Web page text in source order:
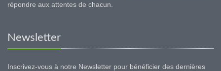
répondre aux attentes de chacun.
Newsletter
Inscrivez-vous à notre Newsletter pour bénéficier des dernières